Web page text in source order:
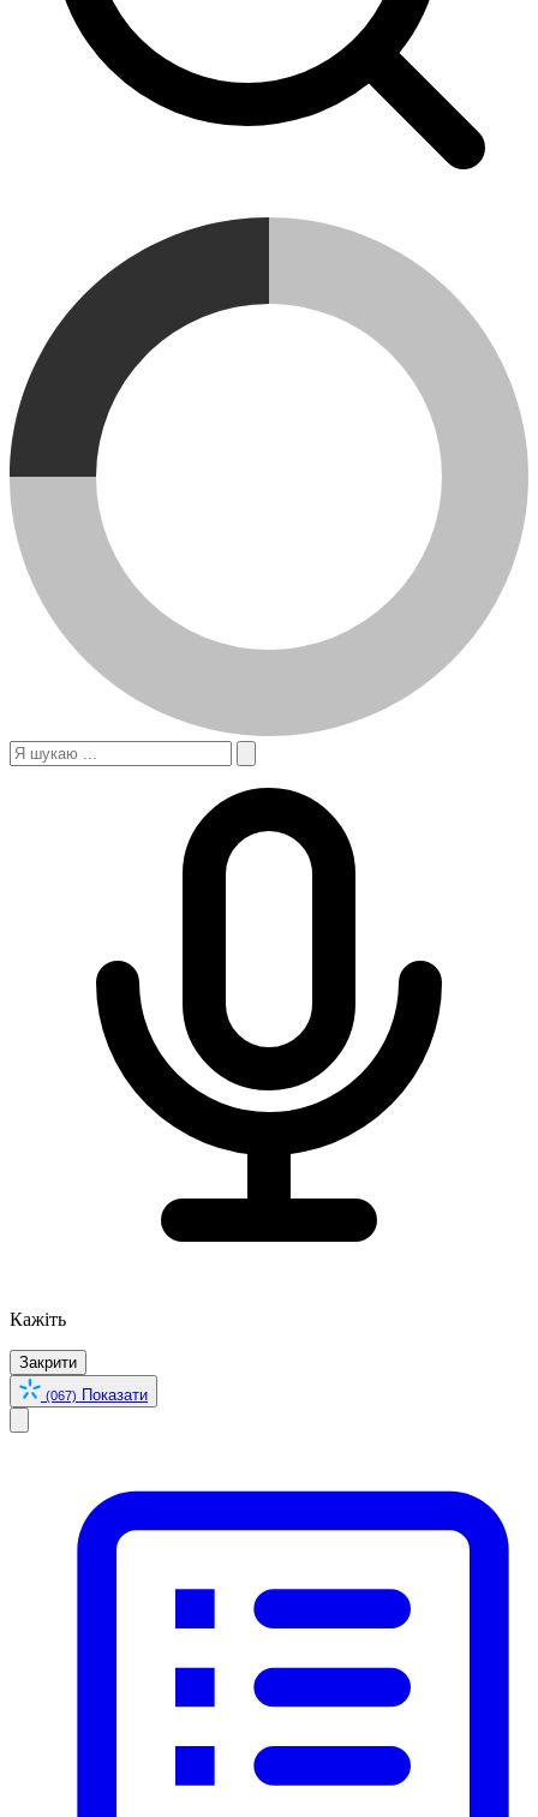
Кажіть
Закрити
(067) Показати